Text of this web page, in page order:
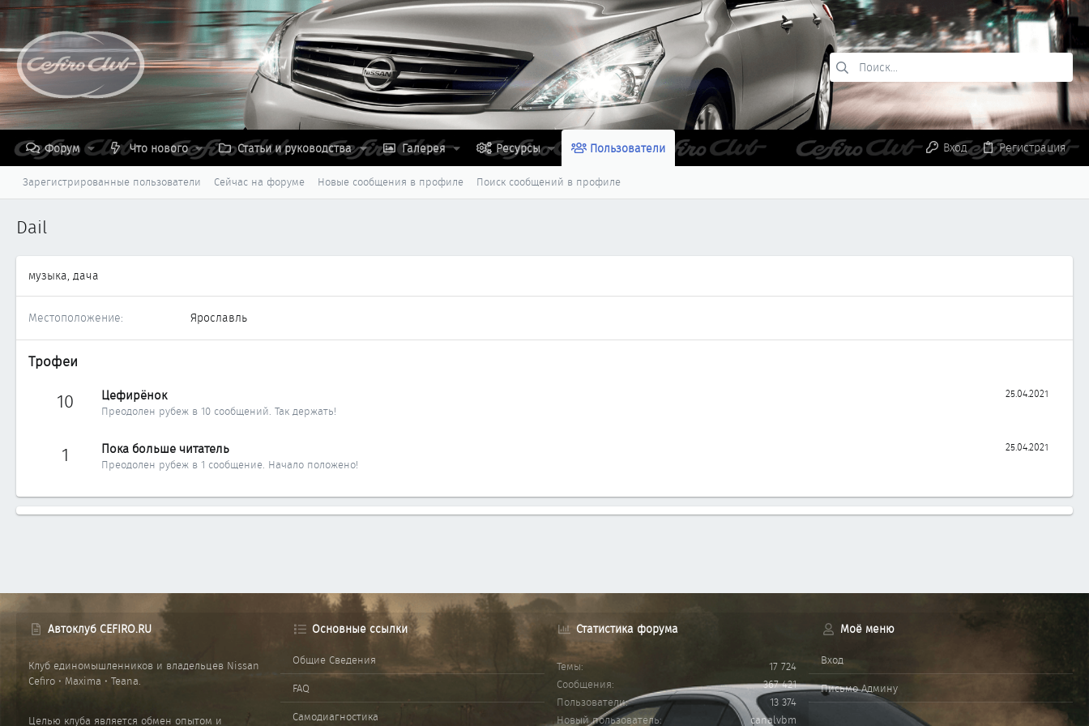
Форум Что нового Статьи и руководства Галерея Ресурсы Пользователи Вход Регистрация
Зарегистрированные пользователи Сейчас на форуме Новые сообщения в профиле Поиск сообщений в профиле
Dail
музыка, дача
Местоположение Ярославль
Трофеи
10 25.04.2021
Цефирёнок
Преодолен рубеж в 10 сообщений. Так держать!
1 25.04.2021
Пока больше читатель
Преодолен рубеж в 1 сообщение. Начало положено!
Автоклуб CEFIRO.RU
Клуб единомышленников и владельцев Nissan
Cefiro • Maxima • Teana.
Целью клуба является обмен опытом и
Основные ссылки
Общие Сведения
FAQ
Самодиагностика
Статистика форума
Темы
17 724
Сообщения
367 421
Пользователи
13 374
Новый пользователь
canalvbm
Моё меню
Вход
Письмо Админу